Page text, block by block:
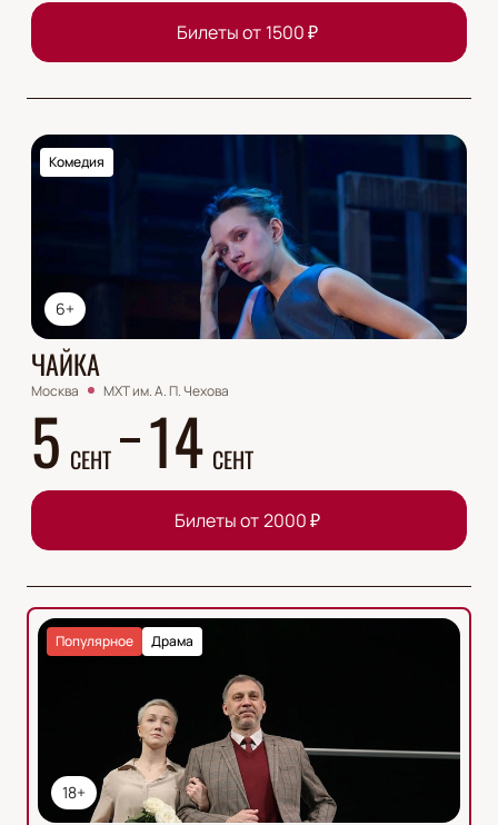
Билеты от 1500₽
6+
Комедия
ЧАЙКА
Москва МХТ им. А. П. Чехова
5 СЕНТ 14 СЕНТ
Билеты от 2000₽
18+
Драма
Популярное